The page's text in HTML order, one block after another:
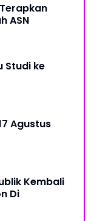
ASN
Studi ke
Agustus
Kembali
Di